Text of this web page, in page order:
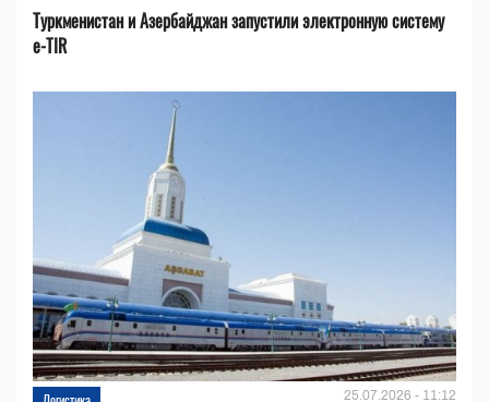
Туркменистан и Азербайджан запустили электронную систему
e-TIR
25.07.2026 - 11:12